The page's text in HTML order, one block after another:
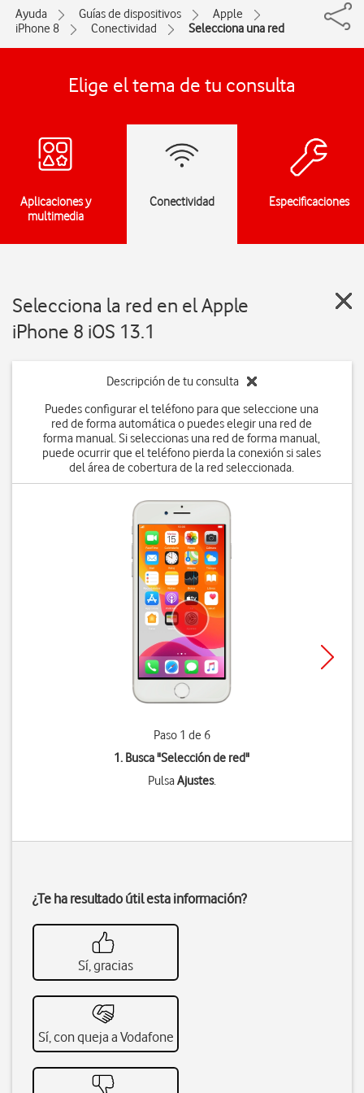
Ayuda Guías de dispositivos
Apple
iPhone 8
Conectividad Selecciona una red
Elige el tema de tu consulta
Aplicaciones y
multimedia
Conectividad Especificaciones
Selecciona la red en el Apple
iPhone 8 iOS 13.1
Descripción de tu consulta
Puedes configurar el teléfono para que seleccione una
red de forma automática o puedes elegir una red de
forma manual. Si seleccionas una red de forma manual,
puede ocurrir que el teléfono pierda la conexión si sales
del área de cobertura de la red seleccionada.
Paso 1 de 6
1. Busca "Selección de red"
PulsaAjustes.
¿Te ha resultado útil esta información?
Sí, gracias
Sí, con queja a Vodafone